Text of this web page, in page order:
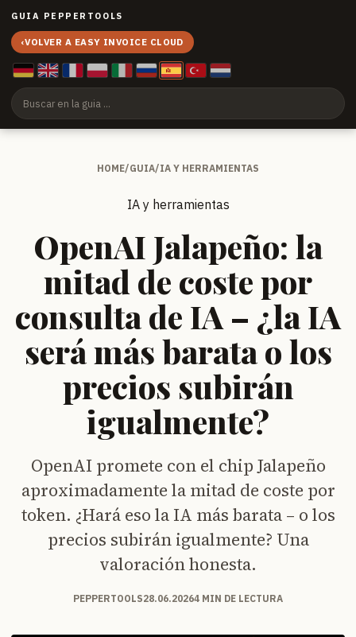
GUIA PEPPERTOOLS
‹VOLVER A EASY INVOICE CLOUD
HOME/GUIA/IA Y HERRAMIENTAS
IA y herramientas
OpenAI Jalapeño: la
mitad de coste por
consulta de IA – ¿la IA
será más barata o los
precios subirán
igualmente?
OpenAI promete con el chip Jalapeño
aproximadamente la mitad de coste por
token. ¿Hará eso la IA más barata – o los
precios subirán igualmente? Una
valoración honesta.
PEPPERTOOLS28.06.20264 MIN DE LECTURA